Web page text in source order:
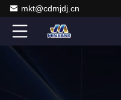
mkt@cdmjdj.cn